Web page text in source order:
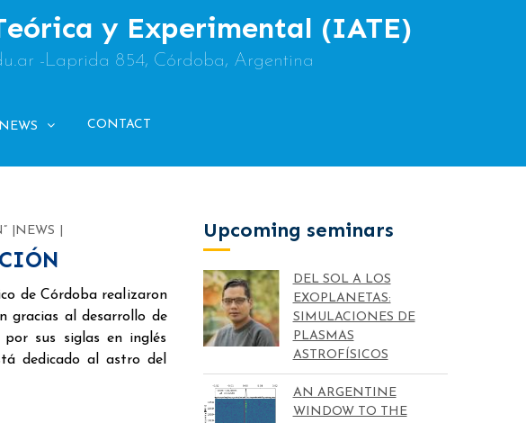
y Experimental (IATE)
-Laprida 854, Córdoba, Argentina
NEWS CONTACT
NEWS
de Córdoba realizaron
gracias al desarrollo de
sus siglas en inglés
dedicado al astro del
Upcoming seminars
DEL SOL A LOS
EXOPLANETAS:
SIMULACIONES DE
PLASMAS
ASTROFÍSICOS
AN ARGENTINE
WINDOW TO THE